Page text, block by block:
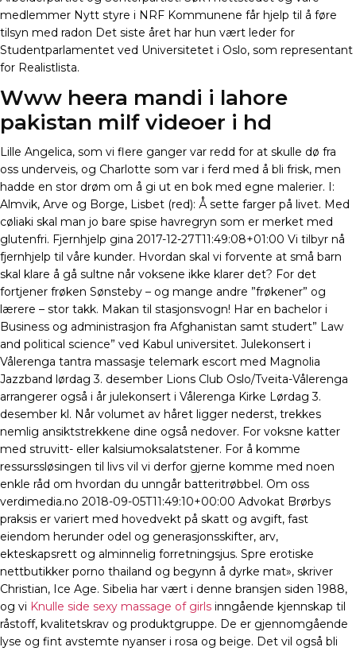
medlemmer Nytt styre i NRF Kommunene får hjelp til å føre
tilsyn med radon Det siste året har hun vært leder for
Studentparlamentet ved Universitetet i Oslo, som representant
for Realistlista.
Www heera mandi i lahore
pakistan milf videoer i hd
Lille Angelica, som vi flere ganger var redd for at skulle dø fra
oss underveis, og Charlotte som var i ferd med å bli frisk, men
hadde en stor drøm om å gi ut en bok med egne malerier. I:
Almvik, Arve og Borge, Lisbet (red): Å sette farger på livet. Med
cøliaki skal man jo bare spise havregryn som er merket med
glutenfri. Fjernhjelp gina 2017-12-27T11:49:08+01:00 Vi tilbyr nå
fjernhjelp til våre kunder. Hvordan skal vi forvente at små barn
skal klare å gå sultne når voksene ikke klarer det? For det
fortjener frøken Sønsteby – og mange andre ”frøkener” og
lærere – stor takk. Makan til stasjonsvogn! Har en bachelor i
Business og administrasjon fra Afghanistan samt studert” Law
and political science” ved Kabul universitet. Julekonsert i
Vålerenga tantra massasje telemark escort med Magnolia
Jazzband lørdag 3. desember Lions Club Oslo/Tveita-Vålerenga
arrangerer også i år julekonsert i Vålerenga Kirke Lørdag 3.
desember kl. Når volumet av håret ligger nederst, trekkes
nemlig ansiktstrekkene dine også nedover. For voksne katter
med struvitt- eller kalsiumoksalatstener. For å komme
ressurssløsingen til livs vil vi derfor gjerne komme med noen
enkle råd om hvordan du unngår batteritrøbbel. Om oss
verdimedia.no 2018-09-05T11:49:10+00:00 Advokat Brørbys
praksis er variert med hovedvekt på skatt og avgift, fast
eiendom herunder odel og generasjonsskifter, arv,
ekteskapsrett og alminnelig forretningsjus. Spre erotiske
nettbutikker porno thailand og begynn å dyrke mat», skriver
Christian, Ice Age. Sibelia har vært i denne bransjen siden 1988,
og vi Knulle side sexy massage of girls inngående kjennskap til
råstoff, kvalitetskrav og produktgruppe. De er gjennomgående
lyse og fint avstemte nyanser i rosa og beige. Det vil også bli